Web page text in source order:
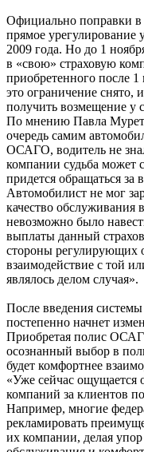
Официально поправки
прямое урегулирование
2009 года. Но до 1
в «свою» страховую
приобретенного после
это ограничение снято,
получить возмещение у
По мнению Павла
очередь самим
ОСАГО, водитель не
компании судьба может
придется обращаться за
Автомобилист не мог
качество обслуживания
невозможно было
выплаты данный
стороны регулирующих
взаимодействие с той
являлось делом случая».
После введения
постепенно начнет
Приобретая полис
осознанный выбор в
будет комфортнее
«Уже сейчас ощущается
компаний за клиентов
Например, многие
рекламировать
их компании, делая